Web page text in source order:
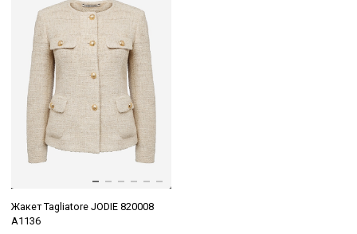
Жакет Tagliatore JODIE 820008
A1136